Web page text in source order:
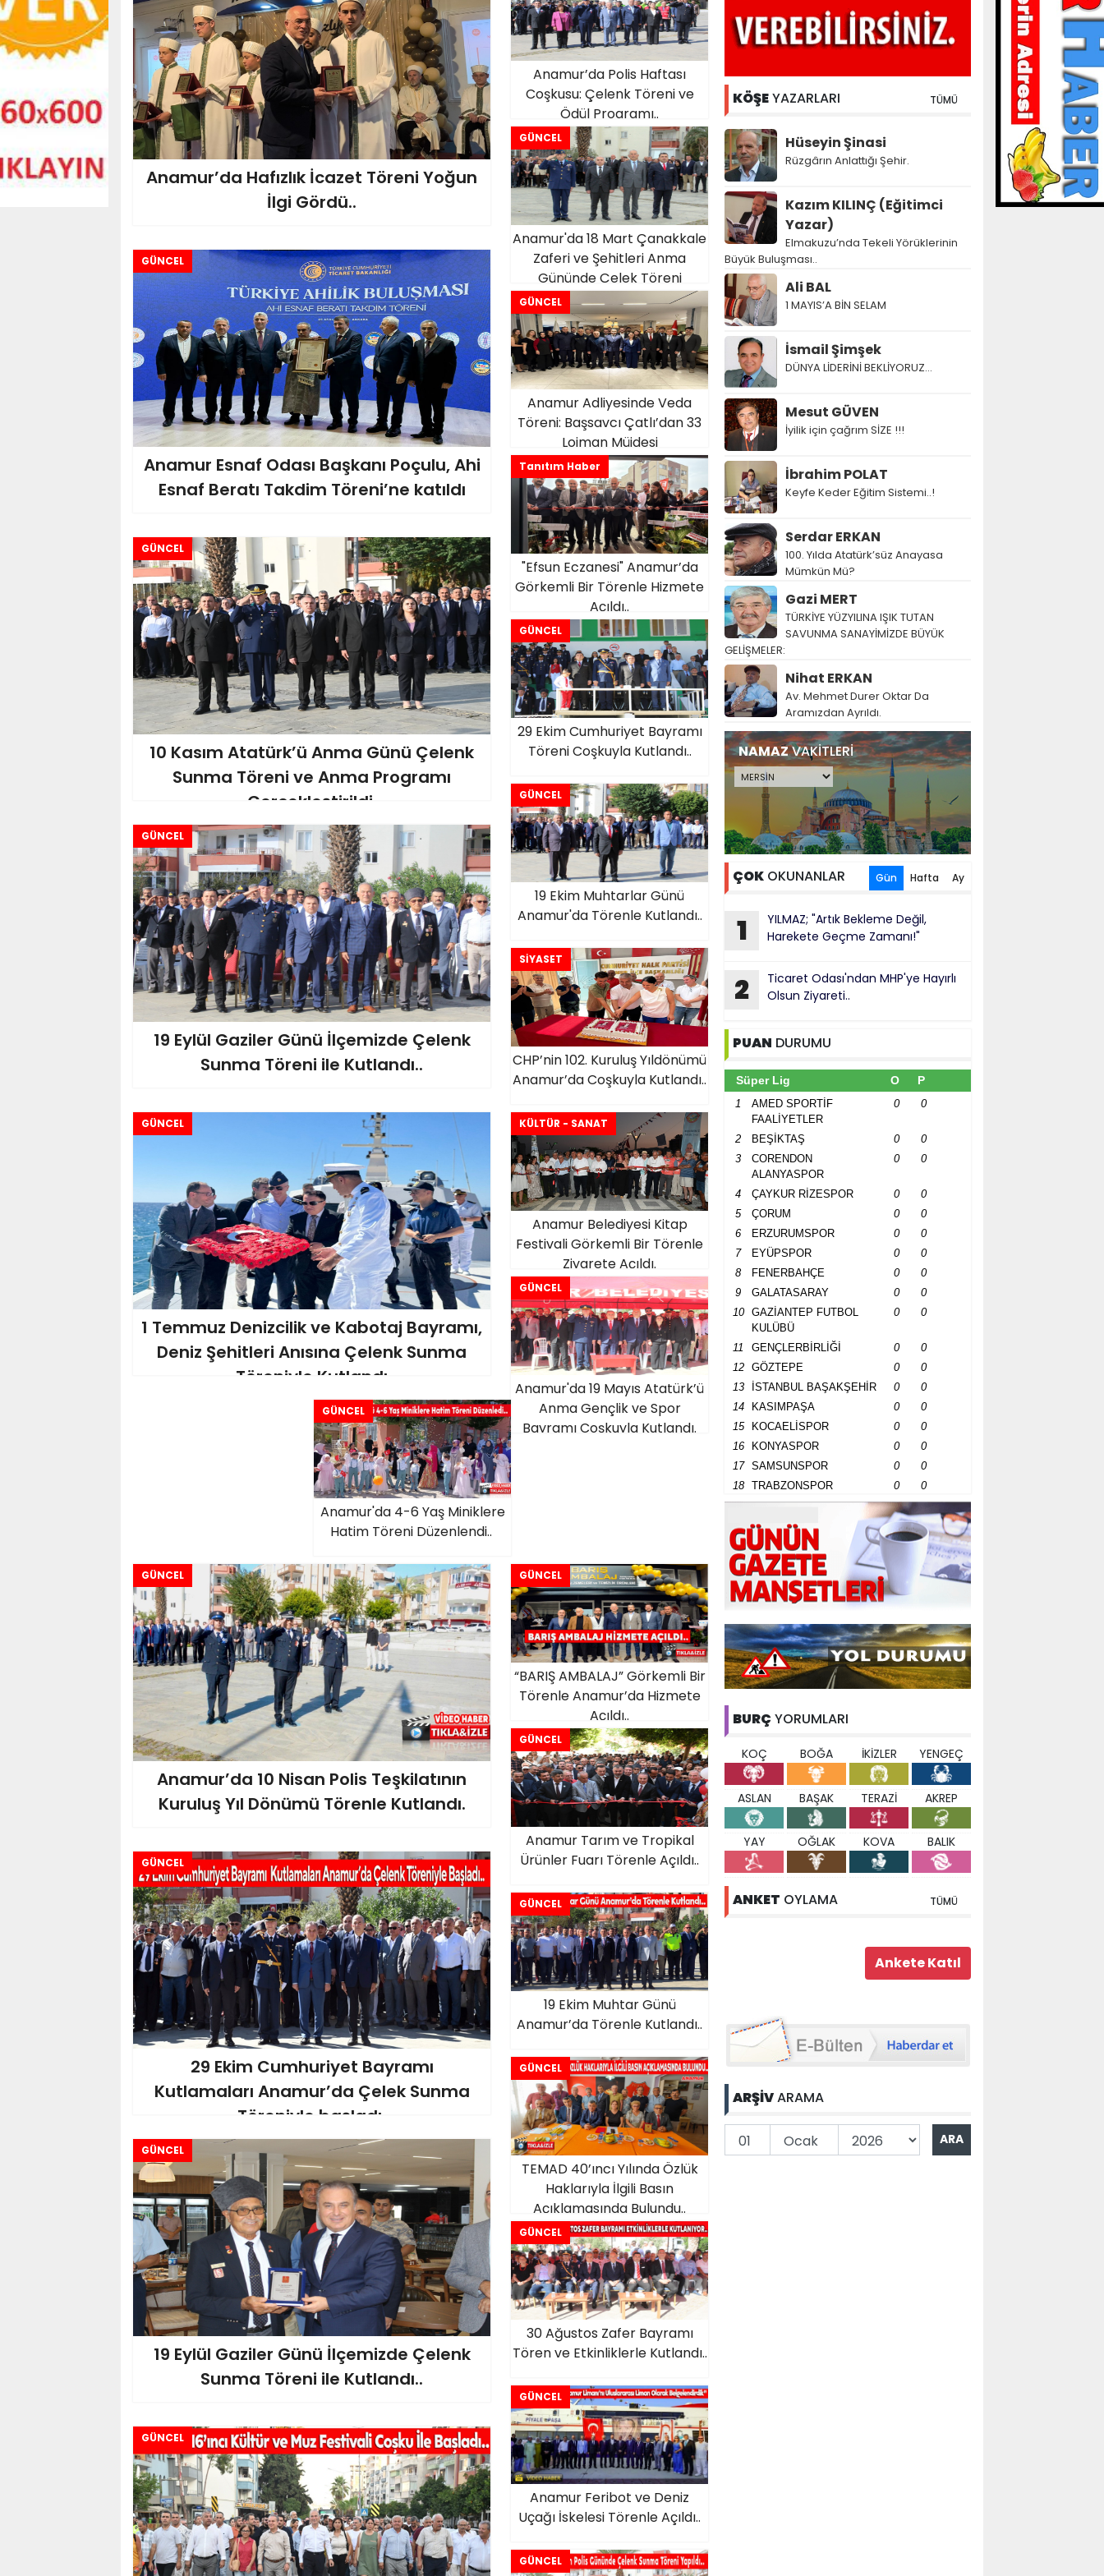
Anamur’da Hafızlık İcazet Töreni Yoğun
İlgi Gördü..
Anamur’da Polis Haftası
Coşkusu: Çelenk Töreni ve
Ödül Programı..
GÜNCEL
Anamur'da 18 Mart Çanakkale
Zaferi ve Şehitleri Anma
Gününde Çelek Töreni
GÜNCEL
Anamur Esnaf Odası Başkanı Poçulu, Ahi
Esnaf Beratı Takdim Töreni’ne katıldı
GÜNCEL
Anamur Adliyesinde Veda
Töreni: Başsavcı Çatlı’dan 33
Lojman Müjdesi
Tanıtım Haber
"Efsun Eczanesi" Anamur’da
Görkemli Bir Törenle Hizmete
Açıldı..
GÜNCEL
10 Kasım Atatürk’ü Anma Günü Çelenk
Sunma Töreni ve Anma Programı
Gerçekleştirildi.
GÜNCEL
29 Ekim Cumhuriyet Bayramı
Töreni Coşkuyla Kutlandı..
GÜNCEL
19 Ekim Muhtarlar Günü
Anamur'da Törenle Kutlandı..
GÜNCEL
19 Eylül Gaziler Günü İlçemizde Çelenk
Sunma Töreni ile Kutlandı..
SİYASET
CHP’nin 102. Kuruluş Yıldönümü
Anamur’da Coşkuyla Kutlandı..
KÜLTÜR - SANAT
Anamur Belediyesi Kitap
Festivali Görkemli Bir Törenle
Ziyarete Açıldı.
GÜNCEL
1 Temmuz Denizcilik ve Kabotaj Bayramı,
Deniz Şehitleri Anısına Çelenk Sunma
Töreniyle Kutlandı
GÜNCEL
Anamur'da 19 Mayıs Atatürk’ü
Anma Gençlik ve Spor
Bayramı Coşkuyla Kutlandı.
GÜNCEL
Anamur'da 4-6 Yaş Miniklere
Hatim Töreni Düzenlendi..
GÜNCEL
Anamur’da 10 Nisan Polis Teşkilatının
Kuruluş Yıl Dönümü Törenle Kutlandı.
GÜNCEL
“BARIŞ AMBALAJ” Görkemli Bir
Törenle Anamur’da Hizmete
Açıldı..
GÜNCEL
Anamur Tarım ve Tropikal
Ürünler Fuarı Törenle Açıldı..
GÜNCEL
29 Ekim Cumhuriyet Bayramı
Kutlamaları Anamur’da Çelek Sunma
Töreniyle başladı.
GÜNCEL
19 Ekim Muhtar Günü
Anamur’da Törenle Kutlandı..
GÜNCEL
TEMAD 40’ıncı Yılında Özlük
Haklarıyla İlgili Basın
Açıklamasında Bulundu..
GÜNCEL
19 Eylül Gaziler Günü İlçemizde Çelenk
Sunma Töreni ile Kutlandı..
GÜNCEL
30 Ağustos Zafer Bayramı
Tören ve Etkinliklerle Kutlandı..
GÜNCEL
Anamur Feribot ve Deniz
Uçağı İskelesi Törenle Açıldı..
GÜNCEL
GÜNCEL
KÖŞEYAZARLARI TÜMÜ
Hüseyin Şinasi
Rüzgârın Anlattığı Şehir.
Kazım KILINÇ (Eğitimci
Yazar)
Elmakuzu’nda Tekeli Yörüklerinin
Büyük Buluşması..
Ali BAL
1 MAYIS’A BİN SELAM
İsmail Şimşek
DÜNYA LİDERİNİ BEKLİYORUZ…
Mesut GÜVEN
İyilik için çağrım SİZE !!!
İbrahim POLAT
Keyfe Keder Eğitim Sistemi..!
Serdar ERKAN
100. Yılda Atatürk’süz Anayasa
Mümkün Mü?
Gazi MERT
TÜRKİYE YÜZYILINA IŞIK TUTAN
SAVUNMA SANAYİMİZDE BÜYÜK
GELİŞMELER:
Nihat ERKAN
Av. Mehmet Durer Oktar Da
Aramızdan Ayrıldı.
NAMAZVAKİTLERİ
ÇOK OKUNANLAR Gün Hafta Ay
1
YILMAZ; "Artık Bekleme Değil,
Harekete Geçme Zamanı!"
2
Ticaret Odası'ndan MHP'ye Hayırlı
Olsun Ziyareti..
PUAN DURUMU
Süper Lig O P
1
AMED SPORTİF
FAALİYETLER
0 0
2 BEŞİKTAŞ 0
0
3
CORENDON
ALANYASPOR
0 0
4 ÇAYKUR RİZESPOR 0
0
5
ÇORUM 0
0
6
ERZURUMSPOR 0
0
7
EYÜPSPOR 0
0
8
FENERBAHÇE 0
0
9
GALATASARAY 0
0
10
GAZİANTEP FUTBOL
KULÜBÜ
0 0
11 GENÇLERBİRLİĞİ 0
0
12
GÖZTEPE 0
0
13
İSTANBUL BAŞAKŞEHİR 0
0
14
KASIMPAŞA 0
0
15
KOCAELİSPOR 0
0
16
KONYASPOR 0
0
17
SAMSUNSPOR 0
0
18
TRABZONSPOR 0 0
BURÇ YORUMLARI
KOÇ BOĞA İKİZLER YENGEÇ
ASLAN BAŞAK TERAZİ AKREP
YAY OĞLAK KOVA BALIK
ANKET OYLAMA TÜMÜ
ARŞİVARAMA